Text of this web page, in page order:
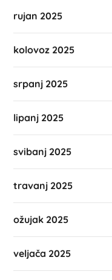
rujan 2025
kolovoz 2025
srpanj 2025
lipanj 2025
svibanj 2025
travanj 2025
ožujak 2025
veljača 2025